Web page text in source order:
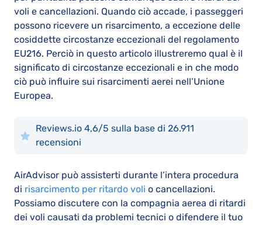
voli e cancellazioni. Quando ciò accade, i passeggeri
possono ricevere un risarcimento, a eccezione delle
cosiddette circostanze eccezionali del regolamento
EU216. Perciò in questo articolo illustreremo qual è il
significato di circostanze eccezionali e in che modo
ciò può influire sui risarcimenti aerei nell’Unione
Europea.
Reviews.io 4,6/5 sulla base di 26.911
recensioni
AirAdvisor può assisterti durante l’intera procedura
di risarcimento per ritardo voli o cancellazioni.
Possiamo discutere con la compagnia aerea di ritardi
dei voli causati da problemi tecnici o difendere il tuo